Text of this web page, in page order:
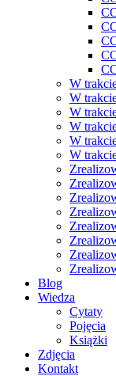
W
W
W
W
W
W
Blog
Wiedza
Cytaty
Pojęcia
Książki
Zdjęcia
Kontakt